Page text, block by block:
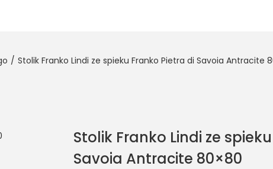
/ Stolik Franko Lindi ze spieku Franko Pietra di Savoia Antracite
Stolik Franko Lindi ze
Savoia Antracite 80×80